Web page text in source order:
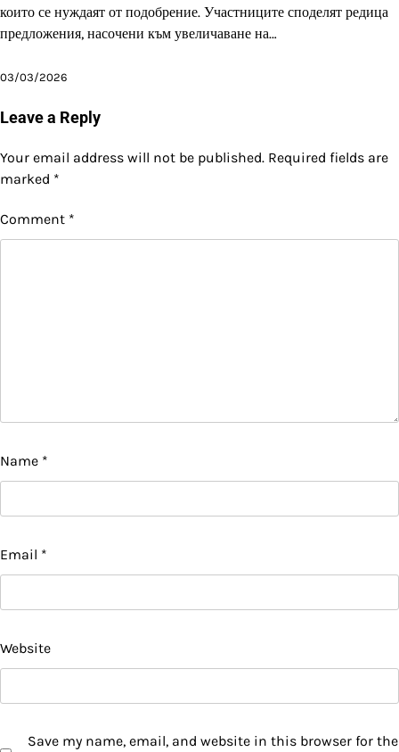
които се нуждаят от подобрение. Участниците споделят редица
предложения, насочени към увеличаване на…
03/03/2026
Leave a Reply
Your email address will not be published. Required fields are
marked *
Comment *
Name *
Email *
Website
Save my name, email, and website in this browser for the